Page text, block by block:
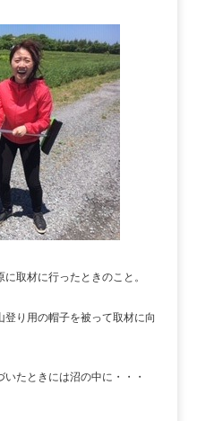
取材に行ったときのこと。
登り用の帽子を被って取材に向
たときには沼の中に・・・